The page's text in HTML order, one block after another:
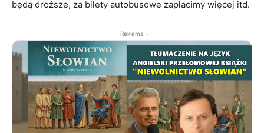
będą droższe, za bilety autobusowe zapłacimy więcej itd.
- Reklama -